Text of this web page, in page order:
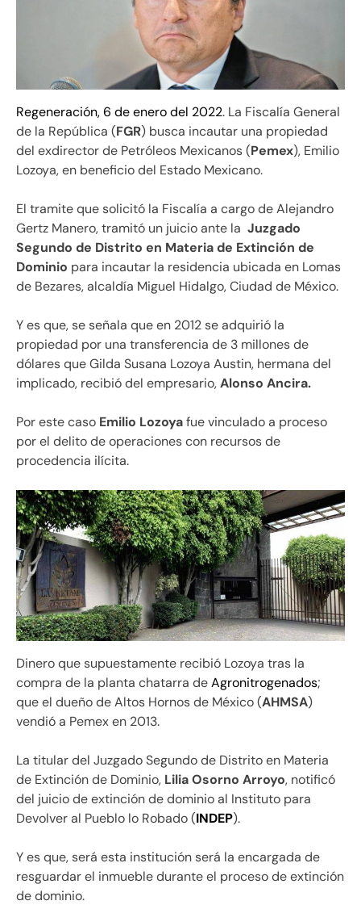
Regeneración, 6 de enero del 2022. La Fiscalía General
de la República (FGR) busca incautar una propiedad
del exdirector de Petróleos Mexicanos (Pemex), Emilio
Lozoya, en beneficio del Estado Mexicano.
El tramite que solicitó la Fiscalía a cargo de Alejandro
Gertz Manero, tramitó un juicio ante la Juzgado
Segundo de Distrito en Materia de Extinción de
Dominio para incautar la residencia ubicada en Lomas
de Bezares, alcaldía Miguel Hidalgo, Ciudad de México.
Y es que, se señala que en 2012 se adquirió la
propiedad por una transferencia de 3 millones de
dólares que Gilda Susana Lozoya Austin, hermana del
implicado, recibió del empresario,Alonso Ancira.
Por este caso Emilio Lozoyafue vinculado a proceso
por el delito de operaciones con recursos de
procedencia ilícita.
Dinero que supuestamente recibió Lozoya tras la
compra de la planta chatarra deAgronitrogenados;
que el dueño de Altos Hornos de México (AHMSA)
vendió a Pemex en 2013.
La titular del Juzgado Segundo de Distrito en Materia
de Extinción de Dominio, Lilia Osorno Arroyo, notificó
del juicio de extinción de dominio al Instituto para
Devolver al Pueblo lo Robado (INDEP).
Y es que, será esta institución será la encargada de
resguardar el inmueble durante el proceso de extinción
de dominio.